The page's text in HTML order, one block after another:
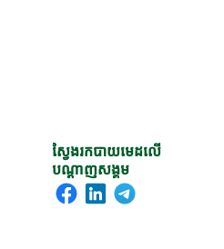
ស្វែងរកបាយមេដលើ
បណ្តាញសង្គម